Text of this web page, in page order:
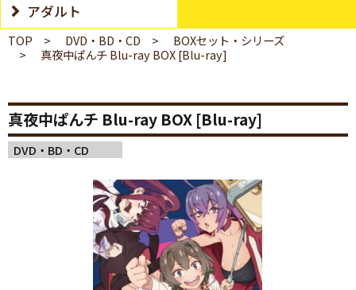
アダルト
TOP DVD・BD・CD
BOXセット・シリーズ
真夜中ぱんチ Blu-ray BOX [Blu-ray]
真夜中ぱんチ Blu-ray BOX [Blu-ray]
DVD・BD・CD